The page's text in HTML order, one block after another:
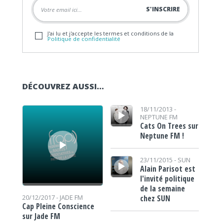
J'ai lu et j'accepte les termes et conditions de la
Politique de confidentialité
DÉCOUVREZ AUSSI…
Lecteur audio
20/12/2017 - JADE FM
Cap Pleine Conscience
sur Jade FM
Lecteur audio18/11/2013 -
NEPTUNE FM
Cats On Trees sur
Neptune FM !
Lecteur audio
23/11/2015 - SUN
Alain Parisot est
l'invité politique
de la semaine
chez SUN